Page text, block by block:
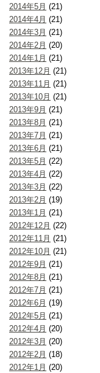
2014年5月 (21)
2014年4月 (21)
2014年3月 (21)
2014年2月 (20)
2014年1月 (21)
2013年12月 (21)
2013年11月 (21)
2013年10月 (21)
2013年9月 (21)
2013年8月 (21)
2013年7月 (21)
2013年6月 (21)
2013年5月 (22)
2013年4月 (22)
2013年3月 (22)
2013年2月 (19)
2013年1月 (21)
2012年12月 (22)
2012年11月 (21)
2012年10月 (21)
2012年9月 (21)
2012年8月 (21)
2012年7月 (21)
2012年6月 (19)
2012年5月 (21)
2012年4月 (20)
2012年3月 (20)
2012年2月 (18)
2012年1月 (20)